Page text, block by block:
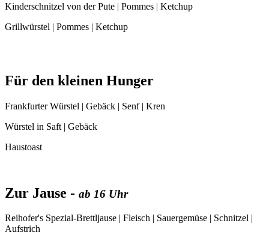
Kinderschnitzel von der Pute | Pommes | Ketchup
Grillwürstel | Pommes | Ketchup
Für den kleinen Hunger
Frankfurter Würstel | Gebäck | Senf | Kren
Würstel in Saft | Gebäck
Haustoast
Zur Jause - ab 16 Uhr
Reihofer's Spezial-Brettljause | Fleisch | Sauergemüse | Schnitzel |
Aufstrich